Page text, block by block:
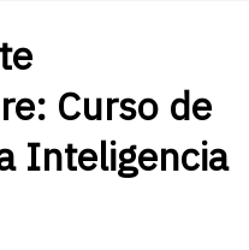
Curso de
Inteligencia